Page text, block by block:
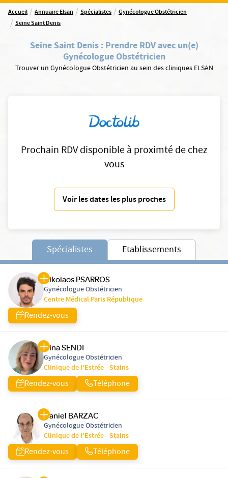
Accueil / Annuaire Elsan / Spécialistes / Gynécologue Obstétricien
/ Seine Saint Denis
Seine Saint Denis: Prendre RDV avec un(e)
Gynécologue Obstétricien
Trouver un Gynécologue Obstétricien au sein des cliniques ELSAN
Prochain RDV disponible à proximté de chez
vous
Voir les dates les plus proches
Spécialistes Etablissements
Nikolaos PSARROS
Gynécologue Obstétricien
Centre Médical Paris République
Rendez-vous
Dina SENDI
Gynécologue Obstétricien
Clinique de l'Estrée - Stains
Rendez-vous Téléphone
Daniel BARZAC
Gynécologue Obstétricien
Clinique de l'Estrée - Stains
Rendez-vous Téléphone